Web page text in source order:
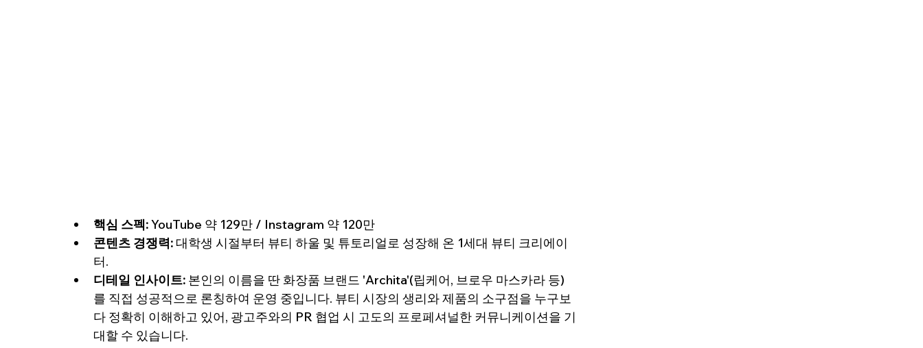
핵심 스펙: YouTube 약 129만 / Instagram 약 120만
콘텐츠 경쟁력: 대학생 시절부터 뷰티 하울 및 튜토리얼로 성장해 온 1세대 뷰티 크리에이
터.
디테일 인사이트: 본인의 이름을 딴 화장품 브랜드 'Archita'(립케어, 브로우 마스카라 등)
를 직접 성공적으로 론칭하여 운영 중입니다. 뷰티 시장의 생리와 제품의 소구점을 누구보
다 정확히 이해하고 있어, 광고주와의 PR 협업 시 고도의 프로페셔널한 커뮤니케이션을 기
대할 수 있습니다.